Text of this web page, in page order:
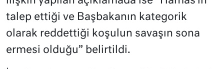
talep ettiği ve Başbakanın kategorik
olarak reddettiği koşulun savaşın sona
ermesi olduğu” belirtildi.